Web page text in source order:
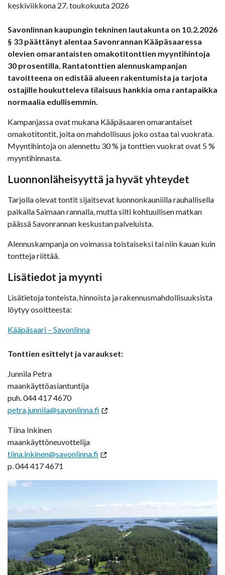
keskiviikkona 27. toukokuuta 2026
Savonlinnan kaupungin tekninen lautakunta on 10.2.2026
§ 33 päättänyt alentaa Savonrannan Kääpäsaaressa
olevien omarantaisten omakotitonttien myyntihintoja
30 prosentilla. Rantatonttien alennuskampanjan
tavoitteena on edistää alueen rakentumista ja tarjota
ostajille houkutteleva tilaisuus hankkia oma rantapaikka
normaalia edullisemmin.
Kampanjassa ovat mukana Kääpäsaaren omarantaiset
omakotitontit, joita on mahdollisuus joko ostaa tai vuokrata.
Myyntihintoja on alennettu 30 % ja tonttien vuokrat ovat 5 %
myyntihinnasta.
Luonnonläheisyyttä ja hyvät yhteydet
Tarjolla olevat tontit sijaitsevat luonnonkauniilla rauhallisella
paikalla Saimaan rannalla, mutta silti kohtuullisen matkan
päässä Savonrannan keskustan palveluista.
Alennuskampanja on voimassa toistaiseksi tai niin kauan kuin
tontteja riittää.
Lisätiedot ja myynti
Lisätietoja tonteista, hinnoista ja rakennusmahdollisuuksista
löytyy osoitteesta:
Kääpäsaari – Savonlinna
Tonttien esittelyt ja varaukset:
Junnila Petra
maankäyttöasiantuntija
puh. 044 417 4670
petra.junnila@savonlinna.fi
Tiina Inkinen
maankäyttöneuvottelija
tiina.inkinen@savonlinna.fi
p. 044 417 4671